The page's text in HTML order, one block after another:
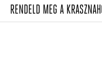
RENDELD MEG A